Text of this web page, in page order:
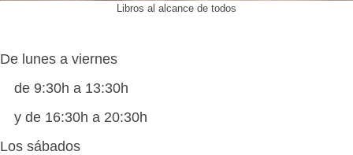
Libros al alcance de todos
De lunes a viernes
de 9:30h a 13:30h
y de 16:30h a 20:30h
Los sábados